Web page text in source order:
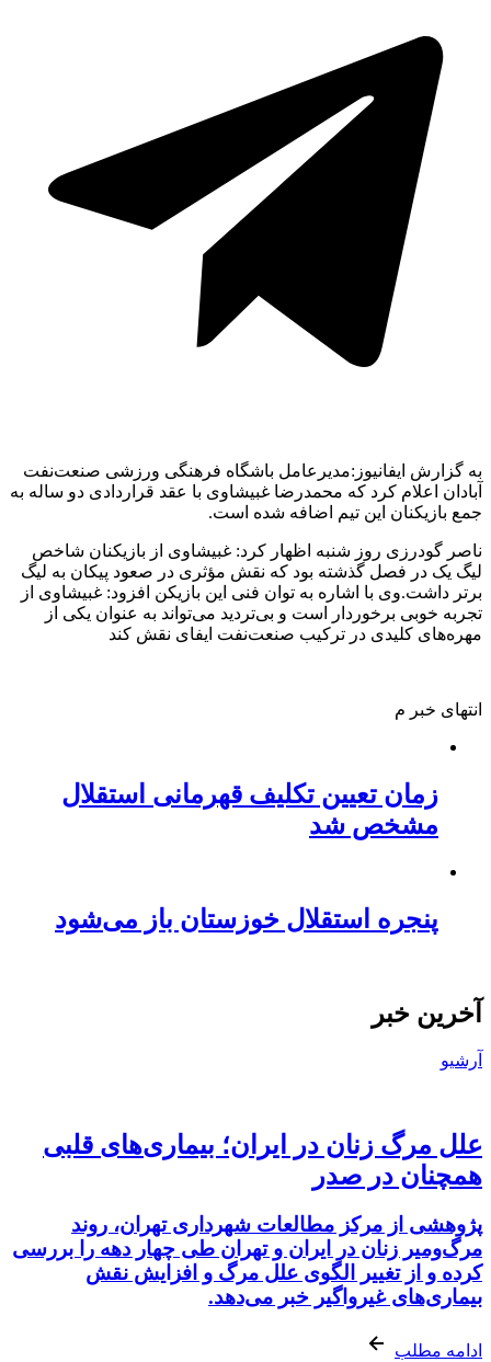
به گزارش ایفانیوز:مدیرعامل باشگاه فرهنگی ورزشی صنعت‌نفت
آبادان اعلام کرد که محمدرضا غبیشاوی با عقد قراردادی دو ساله به
جمع بازیکنان این تیم اضافه شده است.
ناصر گودرزی روز شنبه اظهار کرد: غبیشاوی از بازیکنان شاخص
لیگ یک در فصل گذشته بود که نقش مؤثری در صعود پیکان به لیگ
برتر داشت.وی با اشاره به توان فنی این بازیکن افزود: غبیشاوی از
تجربه خوبی برخوردار است و بی‌تردید می‌تواند به عنوان یکی از
مهره‌های کلیدی در ترکیب صنعت‌نفت ایفای نقش کند
انتهای خبر م
زمان تعیین تکلیف قهرمانی استقلال
مشخص شد
پنجره استقلال خوزستان باز می‌شود
آخرین خبر
آرشیو
علل مرگ زنان در ایران؛ بیماری‌های قلبی
همچنان در صدر
پژوهشی از مرکز مطالعات شهرداری تهران، روند
مرگ‌ومیر زنان در ایران و تهران طی چهار دهه را بررسی
کرده و از تغییر الگوی علل مرگ و افزایش نقش
بیماری‌های غیرواگیر خبر می‌دهد.
ادامه مطلب